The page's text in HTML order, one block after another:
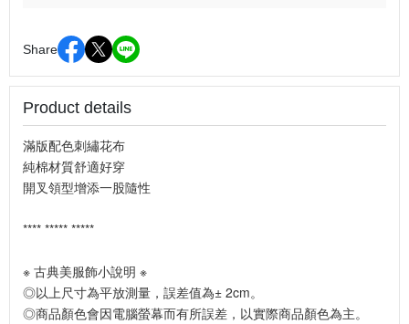
Share
Product details
滿版配色刺繡花布
純棉材質舒適好穿
開叉領型增添一股隨性
**** ***** *****
※ 古典美服飾小說明 ※
◎以上尺寸為平放測量，誤差值為± 2cm。
◎商品顏色會因電腦螢幕而有所誤差，以實際商品顏色為主。